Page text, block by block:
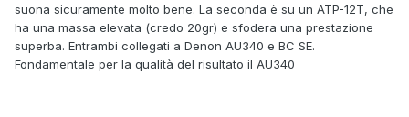
suona sicuramente molto bene. La seconda è su un ATP-12T, che
ha una massa elevata (credo 20gr) e sfodera una prestazione
superba. Entrambi collegati a Denon AU340 e BC SE.
Fondamentale per la qualità del risultato il AU340